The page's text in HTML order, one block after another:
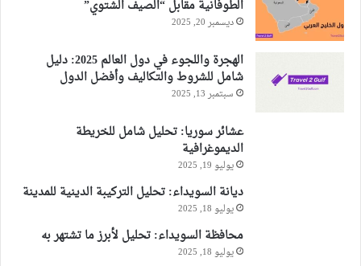
الطوفانية مقابل “الصيف الشتوي”
ديسمبر 20, 2025
الهجرة واللجوء في دول العالم 2025: دليل
شامل للشروط والتكاليف وأفضل الدول
سبتمبر 13, 2025
عشائر سوريا: تحليل شامل للخريطة
الديموغرافية
يوليو 19, 2025
ديانة السويداء: تحليل التركيبة الدينية للمدينة
يوليو 18, 2025
محافظة السويداء: تحليل لأبرز ما تشتهر به
يوليو 18, 2025